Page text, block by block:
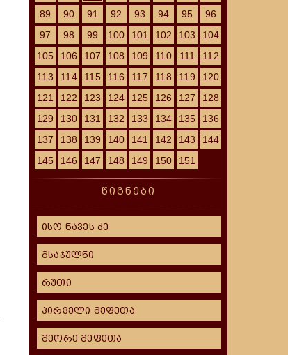
89
90 91 92 93 94 95
96
97
98 99 100 101 102 103
104
105
106 107 108 109 110 111
112
113
114 115 116 117 118 119
120
121
122 123 124 125 126 127
128
129
130 131 132 133 134 135
136
137
138 139 140 141 142 143
144
145
146 147 148 149 150 151
წიგნები
ისო ნავეს ძე
მსაჯულნი
რუთი
პირველი მეფეთა
მეორე მეფეთა